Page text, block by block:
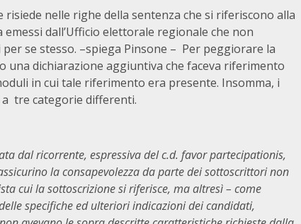
risiede nelle righe della sentenza che si riferiscono alla
dall’Ufficio elettorale regionale che non
se stesso. –spiega Pinsone – Per peggiorare la
dichiarazione aggiuntiva che faceva riferimento
in cui tale riferimento era presente. Insomma, i
tre categorie differenti.
dal ricorrente, espressiva del c.d. favor partecipationis,
la consapevolezza da parte dei sottoscrittori non
cui la sottoscrizione si riferisce, ma altresì – come
specifiche ed ulteriori indicazioni dei candidati,